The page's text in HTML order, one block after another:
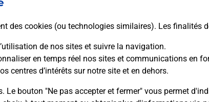
des cookies (ou technologies similaires). Les finalités
de nos sites et suivre la navigation.
en temps réel nos sites et communications en
centres d’intérêts sur notre site et en dehors.
bouton "Ne pas accepter et fermer" vous permet